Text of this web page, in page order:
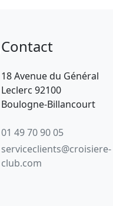
Contact
18 Avenue du Général
Leclerc 92100
Boulogne-Billancourt
01 49 70 90 05
serviceclients@croisiere-
club.com